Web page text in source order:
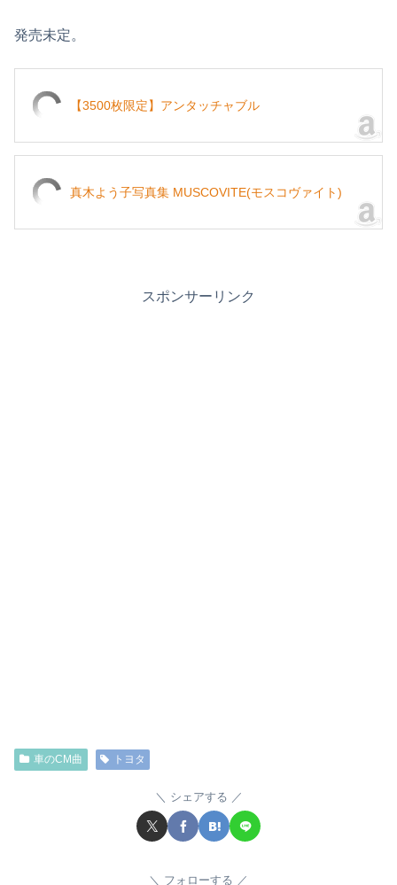
発売未定。
【3500枚限定】アンタッチャブル
真木よう子写真集 MUSCOVITE(モスコヴァイト)
スポンサーリンク
車のCM曲 トヨタ
シェアする
フォローする